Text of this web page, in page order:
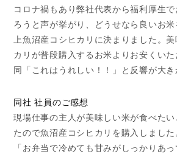
コロナ禍もあり弊社代表から福利厚生
ろうと声が挙がり、どうせなら良いお
上魚沼産コシヒカリに決まりました。
カリが普段購入するお米よりお安くい
同「これはうれしい！！」と反響が大き
同社 社員のご感想
現場仕事の主人が美味しい米が食べた
たので魚沼産コシヒカリを購入しました
「お弁当で冷めても甘みがしっかりあ